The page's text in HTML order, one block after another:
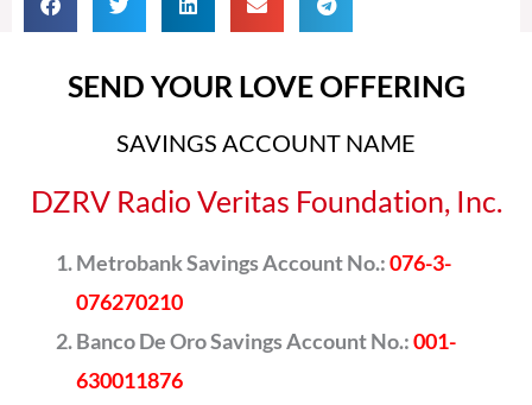
SEND YOUR LOVE OFFERING
SAVINGS ACCOUNT NAME
DZRV Radio Veritas Foundation, Inc.
Metrobank Savings Account No.:076-3-
076270210
Banco De Oro Savings Account No.:001-
630011876